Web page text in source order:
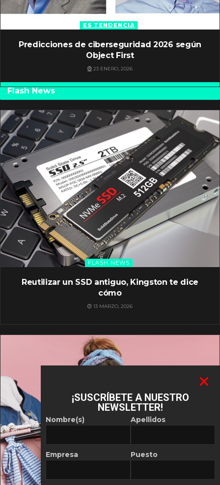
ES TENDENCIA
Predicciones de ciberseguridad 2026 según
Object First
23 ENERO, 2026
Flash News
FLASH NEWS
Reutilizar un SSD antiguo, Kingston te dice
cómo
13 MARZO, 2026
¡SUSCRÍBETE A NUESTRO
NEWSLETTER!
Nombre(s)
Empresa
Apellidos
Puesto